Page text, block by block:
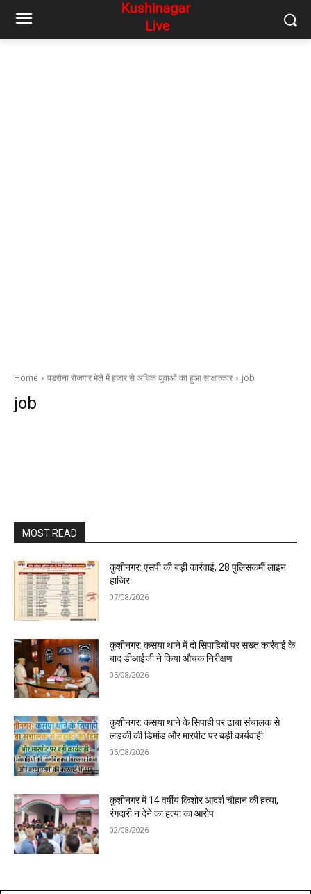
Home पडरौना रोजगार मेले में हजार से अधिक युवाओं का हुआ साक्षात्कार job
job
MOST READ
कुशीनगर: एसपी की बड़ी कार्रवाई, 28 पुलिसकर्मी लाइन
हाजिर
07/08/2026
कुशीनगर: कसया थाने में दो सिपाहियों पर सख्त कार्रवाई के
बाद डीआईजी ने किया औचक निरीक्षण
05/08/2026
कुशीनगर: कसया थाने के सिपाही पर ढाबा संचालक से
लड़की की डिमांड और मारपीट पर बड़ी कार्यवाही
05/08/2026
कुशीनगर में 14 वर्षीय किशोर आदर्श चौहान की हत्या,
रंगदारी न देने का हत्या का आरोप
02/08/2026